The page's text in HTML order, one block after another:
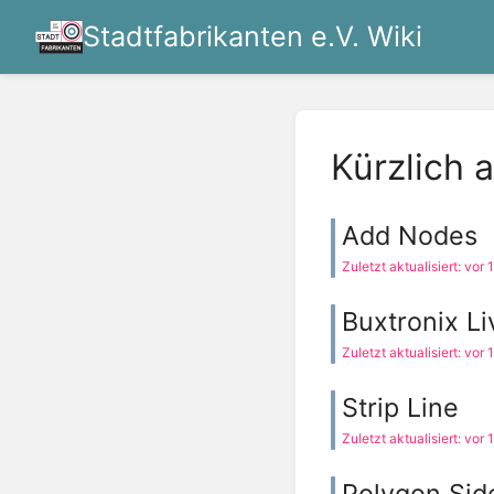
Stadtfabrikanten e.V. Wiki
Kürzlich
Add Nodes
Zuletzt aktualisiert: vor
Buxtronix
Zuletzt aktualisiert: vor
Strip Line
Zuletzt aktualisiert: vor